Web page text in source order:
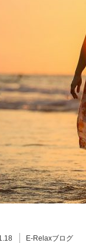
E-Relaxブログ